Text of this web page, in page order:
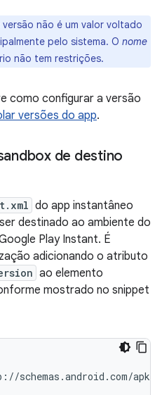
não é um valor voltado
pelo sistema. O nome
não tem restrições.
como configurar a versão
versões do app.
de destino
do app instantâneo
destinado ao ambiente do
Play Instant. É
adicionando o atributo
ao elemento
mostrado no snippet